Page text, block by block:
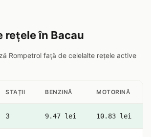
rețele în Bacau
Rompetrol față de celelalte rețele active
STAȚII BENZINĂ MOTORINĂ
3 9.47 lei 10.83 lei